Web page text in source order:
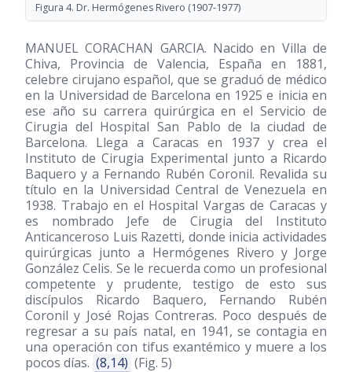
Figura 4. Dr. Hermógenes Rivero (1907-1977)
MANUEL CORACHAN GARCIA. Nacido en Villa de
Chiva, Provincia de Valencia, España en 1881,
celebre cirujano español, que se graduó de médico
en la Universidad de Barcelona en 1925 e inicia en
ese año su carrera quirúrgica en el Servicio de
Cirugia del Hospital San Pablo de la ciudad de
Barcelona. Llega a Caracas en 1937 y crea el
Instituto de Cirugia Experimental junto a Ricardo
Baquero y a Fernando Rubén Coronil. Revalida su
título en la Universidad Central de Venezuela en
1938. Trabajo en el Hospital Vargas de Caracas y
es nombrado Jefe de Cirugia del Instituto
Anticanceroso Luis Razetti, donde inicia actividades
quirúrgicas junto a Hermógenes Rivero y Jorge
González Celis. Se le recuerda como un profesional
competente y prudente, testigo de esto sus
discípulos Ricardo Baquero, Fernando Rubén
Coronil y José Rojas Contreras. Poco después de
regresar a su país natal, en 1941, se contagia en
una operación con tifus exantémico y muere a los
pocos días. (8,14) (Fig. 5)